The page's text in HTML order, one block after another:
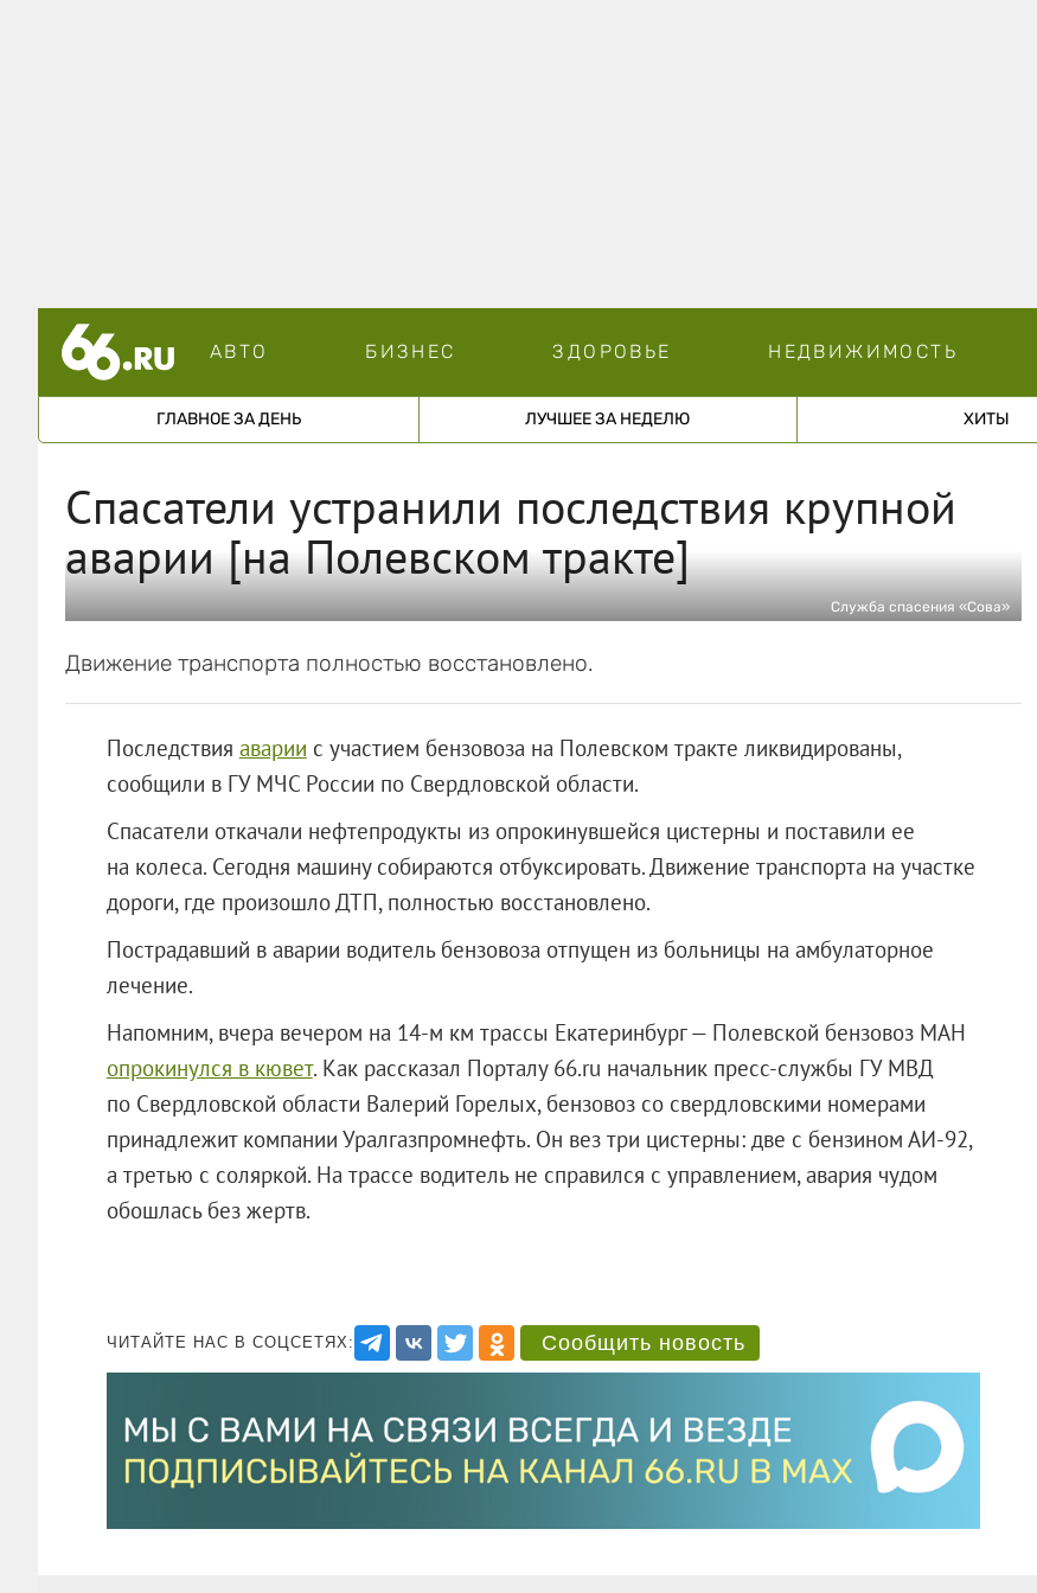
АВТО БИЗНЕС ЗДОРОВЬЕ НЕДВИЖИМОСТЬ
ГЛАВНОЕ ЗА ДЕНЬ ЛУЧШЕЕ ЗА НЕДЕЛЮ ХИТЫ
Спасатели устранили последствия крупной
аварии [на Полевском тракте]
Служба спасения «Сова»
Движение транспорта полностью восстановлено.
Последствия аварии с участием бензовоза на Полевском тракте ликвидированы,
сообщили в ГУ МЧС России по Свердловской области.
Спасатели откачали нефтепродукты из опрокинувшейся цистерны и поставили ее
на колеса. Сегодня машину собираются отбуксировать. Движение транспорта на участке
дороги, где произошло ДТП, полностью восстановлено.
Пострадавший в аварии водитель бензовоза отпущен из больницы на амбулаторное
лечение.
Напомним, вчера вечером на 14-м км трассы Екатеринбург — Полевской бензовоз МАН
опрокинулся в кювет. Как рассказал Порталу 66.ru начальник пресс-службы ГУ МВД
по Свердловской области Валерий Горелых, бензовоз со свердловскими номерами
принадлежит компании Уралгазпромнефть. Он вез три цистерны: две с бензином АИ-92,
а третью с соляркой. На трассе водитель не справился с управлением, авария чудом
обошлась без жертв.
ЧИТАЙТЕ НАС В СОЦСЕТЯХ: Сообщить новость